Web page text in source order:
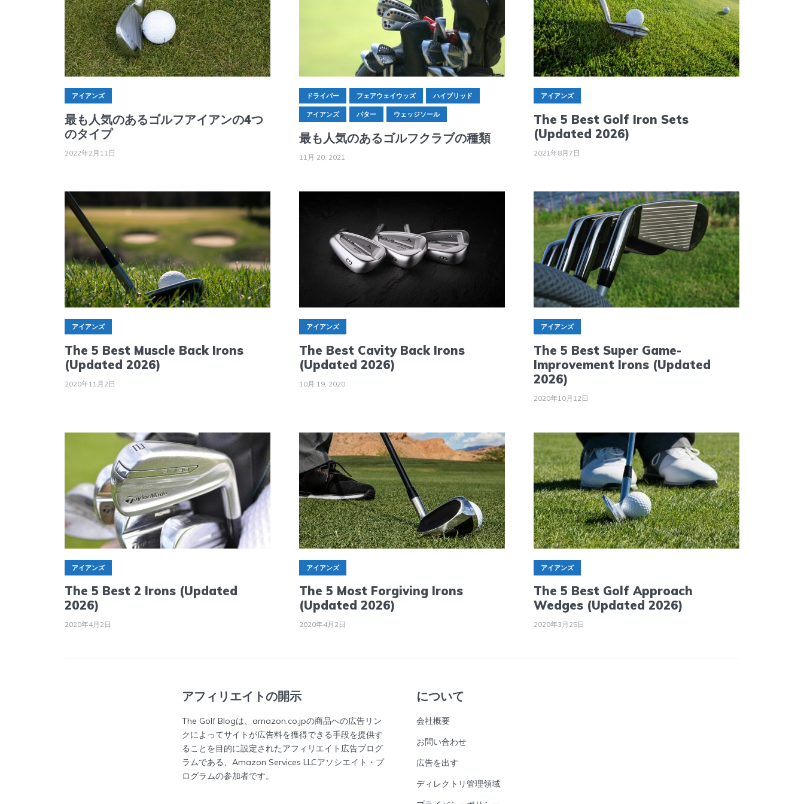
アイアンズ
最も人気のあるゴルフアイアンの4つ
のタイプ
2022年2月11日
ドライバー フェアウェイウッズ ハイブリッド
アイアンズ パター ウェッジソール
最も人気のあるゴルフクラブの種類
11月 20, 2021
アイアンズ
The 5 Best Golf Iron Sets
(Updated 2026)
2021年8月7日
アイアンズ
The 5 Best Muscle Back Irons
(Updated 2026)
2020年11月2日
アイアンズ
The Best Cavity Back Irons
(Updated 2026)
10月 19, 2020
アイアンズ
The 5 Best Super Game-
Improvement Irons (Updated
2026)
2020年10月12日
アイアンズ
The 5 Best 2 Irons (Updated
2026)
2020年4月2日
アイアンズ
The 5 Most Forgiving Irons
(Updated 2026)
2020年4月2日
アイアンズ
The 5 Best Golf Approach
Wedges (Updated 2026)
2020年3月25日
アフィリエイトの開示
The Golf Blogは、amazon.co.jpの商品への広告リン
クによってサイトが広告料を獲得できる手段を提供す
ることを目的に設定されたアフィリエイト広告プログ
ラムである、Amazon Services LLCアソシエイト・プ
ログラムの参加者です。
について
会社概要
お問い合わせ
広告を出す
ディレクトリ管理領域